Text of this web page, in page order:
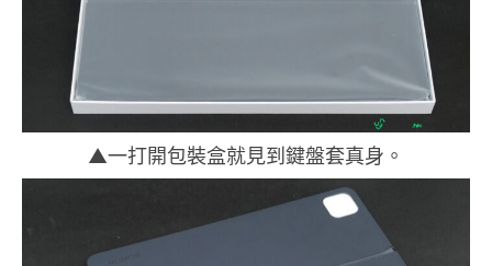
▲一打開包裝盒就見到鍵盤套真身。